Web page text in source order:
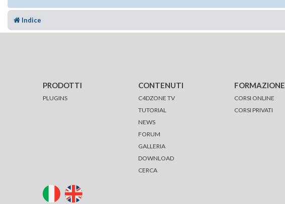
Indice
PRODOTTI
PLUGINS
CONTENUTI
C4DZONE TV
TUTORIAL
NEWS
FORUM
GALLERIA
DOWNLOAD
CERCA
FORMAZIONE
CORSI ONLINE
CORSI PRIVATI